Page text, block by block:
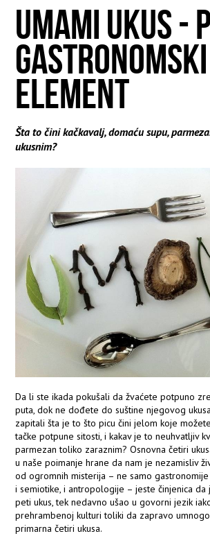
UMAMI UKUS -
GASTRONOMSKI
ELEMENT
Šta to čini kačkavalj, domaću supu,
ukusnim?
Da li ste ikada pokušali da žvaćete potpuno
puta, dok ne dođete do suštine njegovog
zapitali šta je to što picu čini jelom koje
tačke potpune sitosti, i kakav je to neuhvatljiv
parmezan toliko zaraznim? Osnovna četiri
u naše poimanje hrane da nam je nezamisliv
od ogromnih misterija – ne samo
i semiotike, i antropologije – jeste činjenica da
peti ukus, tek nedavno ušao u govorni jezik
prehrambenoj kulturi toliki da zapravo
primarna četiri ukusa.